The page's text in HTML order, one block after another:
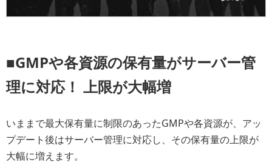
■GMPや各資源の保有量がサーバー管
理に対応！ 上限が大幅増
いままで最大保有量に制限のあったGMPや各資源が、アッ
プデート後はサーバー管理に対応し、その保有量の上限が
大幅に増えます。